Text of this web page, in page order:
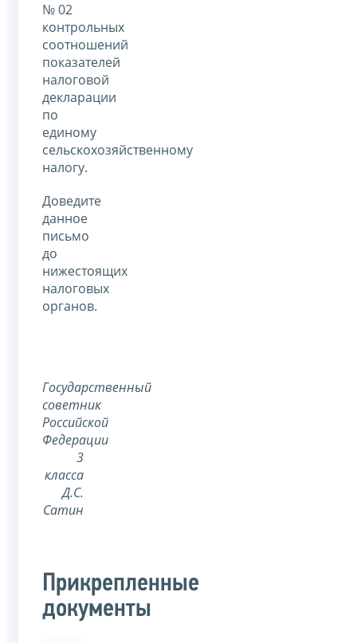
№ 02
контрольных
соотношений
показателей
налоговой
декларации
по
единому
сельскохозяйственному
налогу.
Доведите
данное
письмо
до
нижестоящих
налоговых
органов.
Государственный
советник
Российской
Федерации
3
класса
Д.С.
Сатин
Прикрепленные
документы